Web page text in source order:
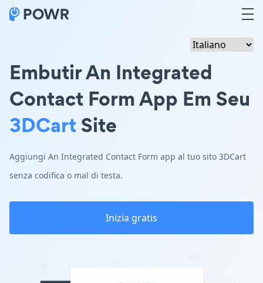
Embutir An Integrated
Contact Form App Em Seu
3DCartSite
Aggiungi An Integrated Contact Form app al tuo sito 3DCart
senza codifica o mal di testa.
Inizia gratis